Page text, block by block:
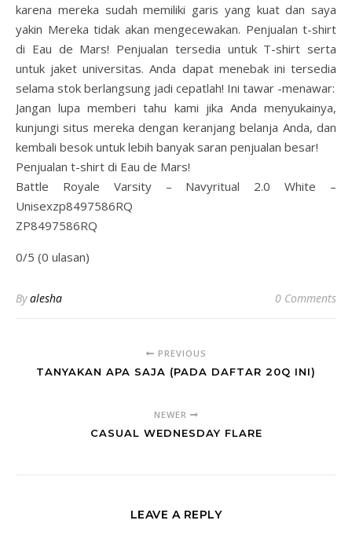
karena mereka sudah memiliki garis yang kuat dan saya
yakin Mereka tidak akan mengecewakan. Penjualan t-shirt
di Eau de Mars! Penjualan tersedia untuk T-shirt serta
untuk jaket universitas. Anda dapat menebak ini tersedia
selama stok berlangsung jadi cepatlah! Ini tawar -menawar:
Jangan lupa memberi tahu kami jika Anda menyukainya,
kunjungi situs mereka dengan keranjang belanja Anda, dan
kembali besok untuk lebih banyak saran penjualan besar!
Penjualan t-shirt di Eau de Mars!
Battle Royale Varsity – Navyritual 2.0 White –
Unisexzp8497586RQ
ZP8497586RQ
0/5 (0 ulasan)
Byalesha 0 Comments
PREVIOUS
TANYAKAN APA SAJA (PADA DAFTAR 20Q INI)
NEWER
CASUAL WEDNESDAY FLARE
LEAVE A REPLY